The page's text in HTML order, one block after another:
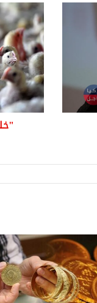
"خليه
يقاقي"..
حملة
شعبية
مغربية
لمقاطعة
الدجاج